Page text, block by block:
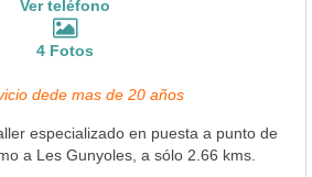
Ver teléfono
4 Fotos
dede mas de 20 años
especializado en puesta a punto de
a Les Gunyoles, a sólo 2.66 kms.